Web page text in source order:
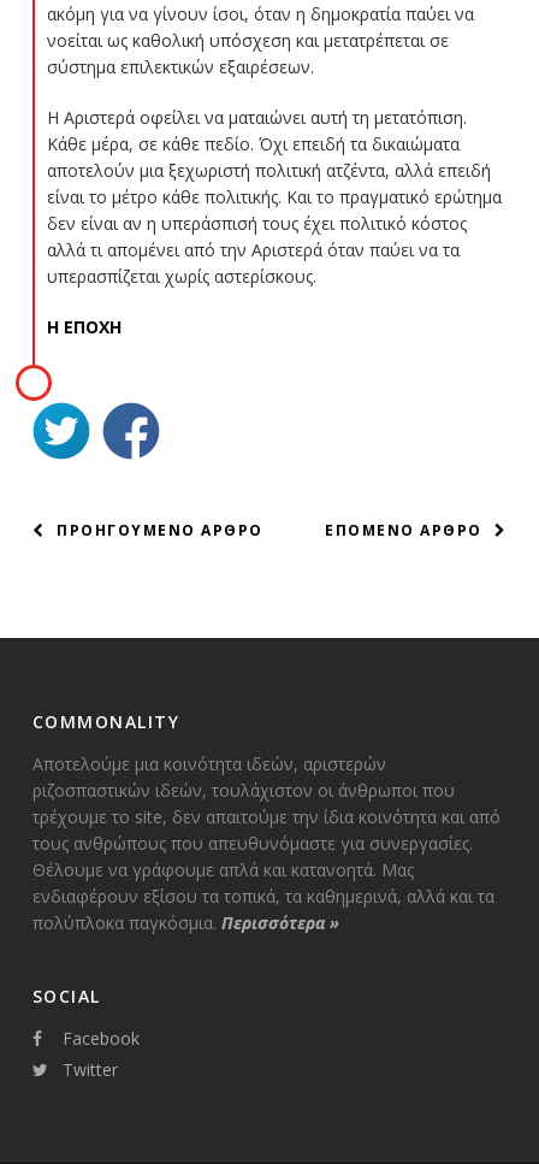
ακόμη για να γίνουν ίσοι, όταν η δημοκρατία παύει να
νοείται ως καθολική υπόσχεση και μετατρέπεται σε
σύστημα επιλεκτικών εξαιρέσεων.
Η Αριστερά οφείλει να ματαιώνει αυτή τη μετατόπιση.
Κάθε μέρα, σε κάθε πεδίο. Όχι επειδή τα δικαιώματα
αποτελούν μια ξεχωριστή πολιτική ατζέντα, αλλά επειδή
είναι το μέτρο κάθε πολιτικής. Και το πραγματικό ερώτημα
δεν είναι αν η υπεράσπισή τους έχει πολιτικό κόστος
αλλά τι απομένει από την Αριστερά όταν παύει να τα
υπερασπίζεται χωρίς αστερίσκους.
Η ΕΠΟΧΗ
ΠΛΟΗΓΗΣΗ
ΕΠΟΜΕΝΟ ΑΡΘΡΟ
ΠΡΟΗΓΟΥΜΕΝΟ ΑΡΘΡΟ
COMMONALITY
Αποτελούμε μια κοινότητα ιδεών, αριστερών
ριζοσπαστικών ιδεών, τουλάχιστον οι άνθρωποι που
τρέχουμε το site, δεν απαιτούμε την ίδια κοινότητα και από
τους ανθρώπους που απευθυνόμαστε για συνεργασίες.
Θέλουμε να γράφουμε απλά και κατανοητά. Μας
ενδιαφέρουν εξίσου τα τοπικά, τα καθημερινά, αλλά και τα
πολύπλοκα παγκόσμια. Περισσότερα»
SOCIAL
Facebook
Twitter